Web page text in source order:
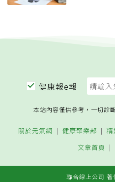
健康報e報
本站內容僅供參考，一切診
關於元氣網 健康聚樂部 精
文章首頁
聯合線上公司 著